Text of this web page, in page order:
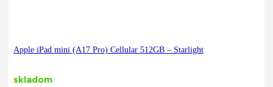
Apple iPad mini (A17 Pro) Cellular 512GB – Starlight
skladom